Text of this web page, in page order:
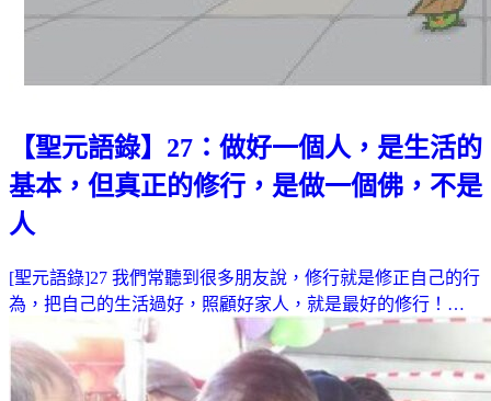
【聖元語錄】27：做好一個人，是生活的
基本，但真正的修行，是做一個佛，不是
人
[聖元語錄]27 我們常聽到很多朋友說，修行就是修正自己的行
為，把自己的生活過好，照顧好家人，就是最好的修行！…